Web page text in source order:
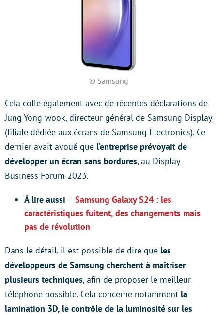
© Samsung
Cela colle également avec de récentes déclarations de
Jung Yong-wook, directeur général de Samsung Display
(filiale dédiée aux écrans de Samsung Electronics). Ce
dernier avait avoué que l’entreprise prévoyait de
développer un écran sans bordures, au Display
Business Forum 2023.
À lire aussi – Samsung Galaxy S24 : les
caractéristiques fuitent, des changements mais
pas de révolution
Dans le détail, il est possible de dire que les
développeurs de Samsung cherchent à maîtriser
plusieurs techniques, afin de proposer le meilleur
téléphone possible. Cela concerne notamment la
lamination 3D, le contrôle de la luminosité sur les